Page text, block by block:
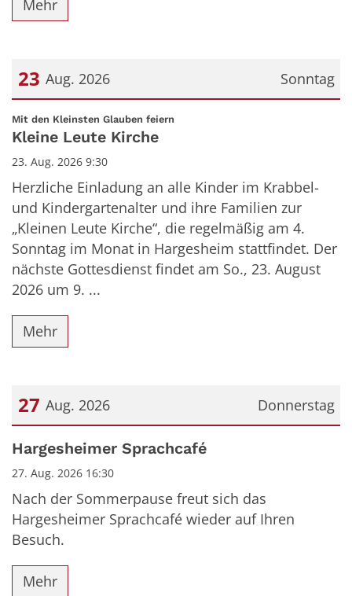
Mehr
Sonntag
23 Aug. 2026
Datum: 23. August 2026
Mit den Kleinsten Glauben feiern
Kleine Leute Kirche
23. Aug. 2026 9:30
Herzliche Einladung an alle Kinder im Krabbel-
und Kindergartenalter und ihre Familien zur
„Kleinen Leute Kirche“, die regelmäßig am 4.
Sonntag im Monat in Hargesheim stattfindet. Der
nächste Gottesdienst findet am So., 23. August
2026 um 9. ...
Mehr
Donnerstag
27 Aug. 2026
Datum: 27. August 2026
Hargesheimer Sprachcafé
27. Aug. 2026 16:30
Nach der Sommerpause freut sich das
Hargesheimer Sprachcafé wieder auf Ihren
Besuch.
Mehr